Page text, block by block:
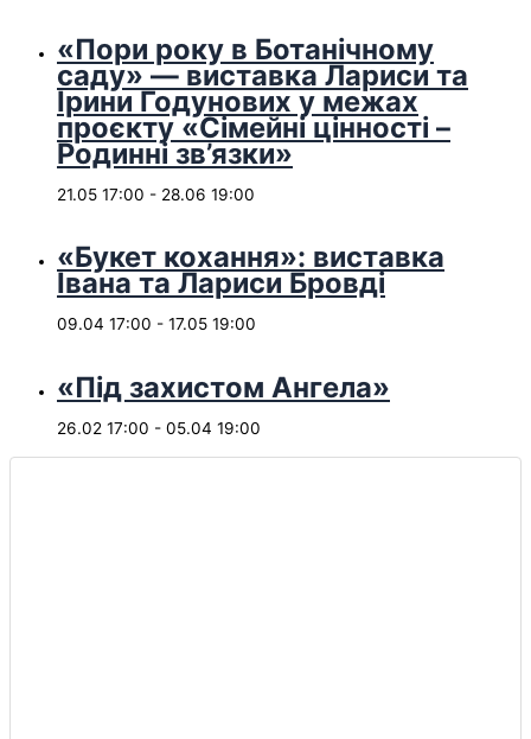
«Пори року в Ботанічному
саду» — виставка Лариси та
Ірини Годунових у межах
проєкту «Сімейні цінності –
Родинні зв’язки»
21.05 17:00 - 28.06 19:00
«Букет кохання»: виставка
Івана та Лариси Бровді
09.04 17:00 - 17.05 19:00
«Під захистом Ангела»
26.02 17:00 - 05.04 19:00